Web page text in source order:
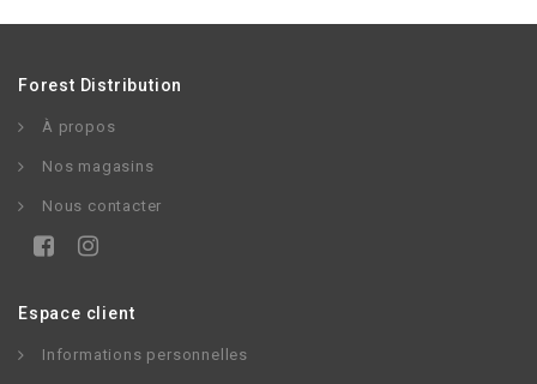
Forest Distribution
À propos
Nos magasins
Nous contacter
Espace client
Informations personnelles